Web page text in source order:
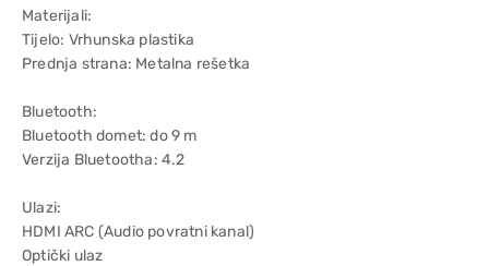
Materijali:
Tijelo: Vrhunska plastika
Prednja strana: Metalna rešetka
Bluetooth:
Bluetooth domet: do 9 m
Verzija Bluetootha: 4.2
Ulazi:
HDMI ARC (Audio povratni kanal)
Optički ulaz